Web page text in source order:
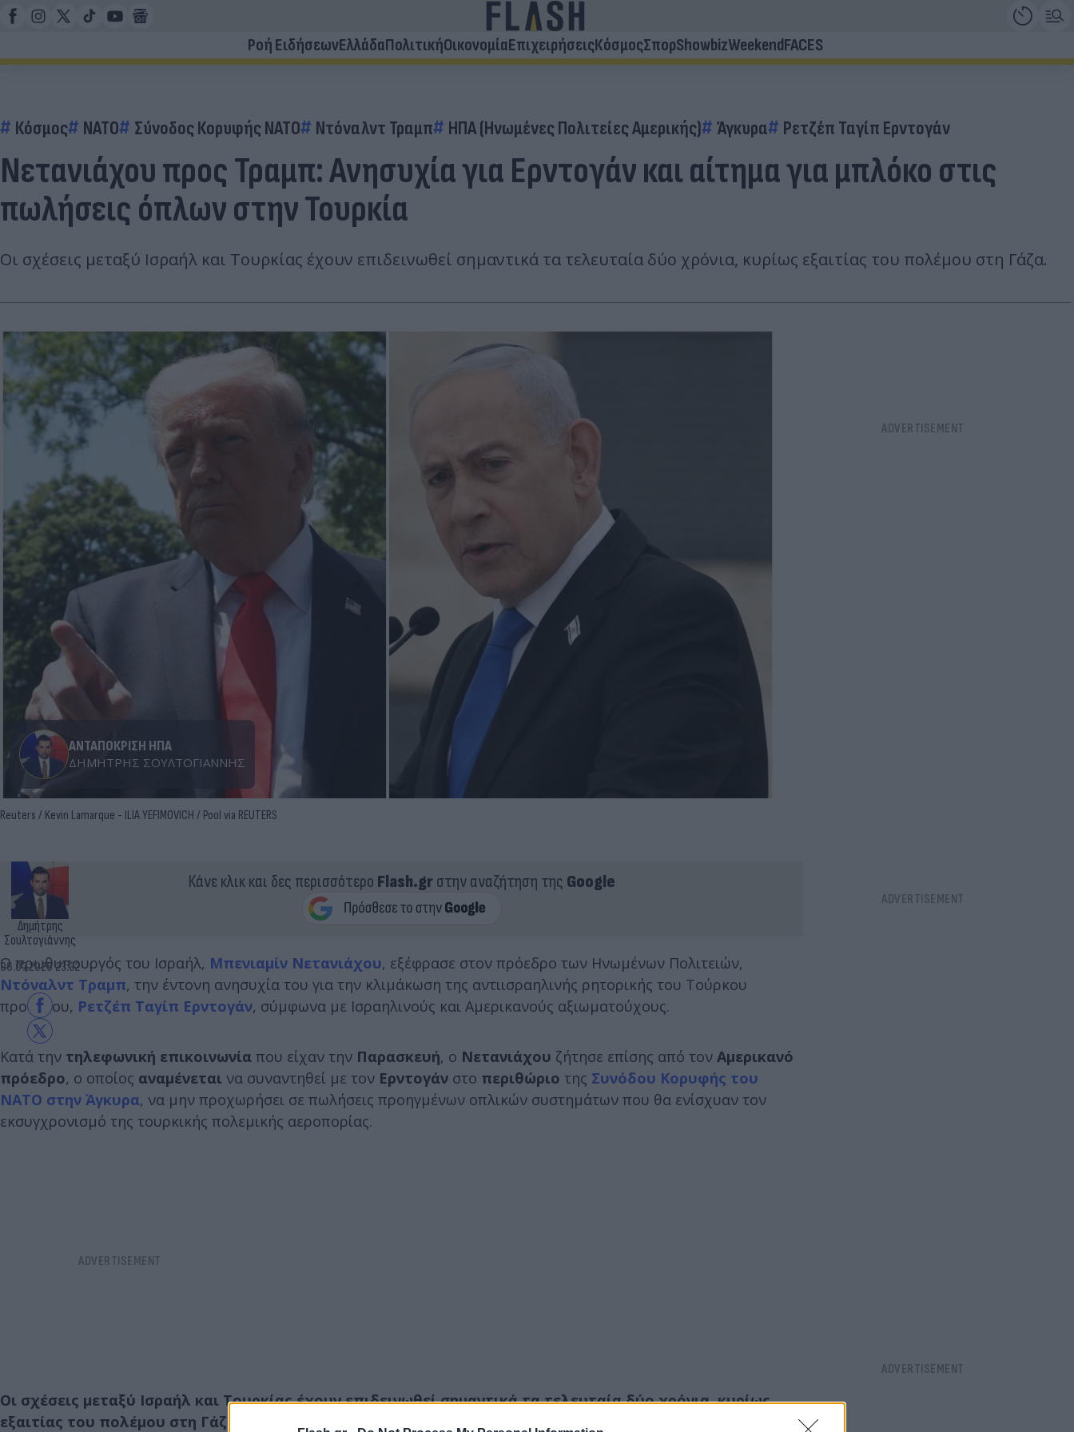
Ροή ΕιδήσεωνΕλλάδαΠολιτικήΟικονομίαΕπιχειρήσειςΚόσμοςΣπορShowbizWeekendFACES
Κόσμος ΝΑΤΟ Σύνοδος Κορυφής ΝΑΤΟ Ντόναλντ Τραμπ ΗΠΑ (Ηνωμένες Πολιτείες Αμερικής) Άγκυρα Ρετζέπ Ταγίπ Ερντογάν
Νετανιάχου προς Τραμπ: Ανησυχία για Ερντογάν και αίτημα για μπλόκο στις
πωλήσεις όπλων στην Τουρκία
Οι σχέσεις μεταξύ Ισραήλ και Τουρκίας έχουν επιδεινωθεί σημαντικά τα τελευταία δύο χρόνια, κυρίως εξαιτίας του πολέμου στη Γάζα.
ΑΝΤΑΠΟΚΡΙΣΗ ΗΠΑ
ΔΗΜΉΤΡΗΣ ΣΟΥΛΤΟΓΙΆΝΝΗΣ
Reuters / Kevin Lamarque - ILIA YEFIMOVICH / Pool via REUTERS
Δημήτρης
Σουλτογιάννης
06.07.2026 23:32
Κάνε κλικ και δες περισσότερο Flash.grστην αναζήτηση της Google
Ο πρωθυπουργός του Ισραήλ, Μπενιαμίν Νετανιάχου, εξέφρασε στον πρόεδρο των Ηνωμένων Πολιτειών,
Ντόναλντ Τραμπ, την έντονη ανησυχία του για την κλιμάκωση της αντιισραηλινής ρητορικής του Τούρκου
προέδρου, Ρετζέπ Ταγίπ Ερντογάν, σύμφωνα με Ισραηλινούς και Αμερικανούς αξιωματούχους.
Κατά την τηλεφωνική επικοινωνία που είχαν την Παρασκευή, ο Νετανιάχου ζήτησε επίσης από τον Αμερικανό
πρόεδρο, ο οποίος αναμένεται να συναντηθεί με τον Ερντογάν στο περιθώριο της Συνόδου Κορυφής του
ΝΑΤΟ στην Άγκυρα, να μην προχωρήσει σε πωλήσεις προηγμένων οπλικών συστημάτων που θα ενίσχυαν τον
εκσυγχρονισμό της τουρκικής πολεμικής αεροπορίας.
Οι σχέσεις μεταξύ Ισραήλ και Τουρκίας έχουν επιδεινωθεί σημαντικά τα τελευταία δύο χρόνια, κυρίως
εξαιτίας του πολέμου στη Γάζα